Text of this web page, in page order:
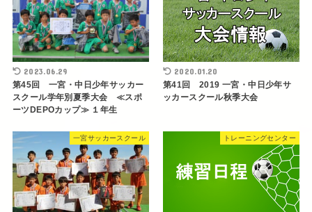
2023.06.29
第45回 一宮・中日少年サッカー
スクール学年別夏季大会 ≪スポ
ーツDEPOカップ≫ １年生
2020.01.20
第41回 2019 一宮・中日少年サ
ッカースクール秋季大会
一宮サッカースクール トレーニングセンター